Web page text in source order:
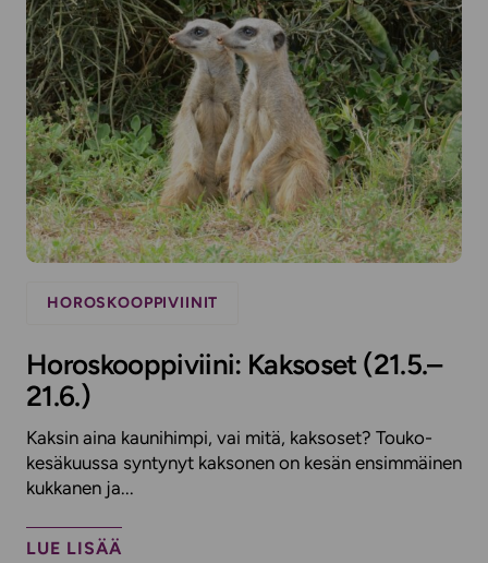
HOROSKOOPPIVIINIT
Horoskooppiviini: Kaksoset (21.5.–
21.6.)
Kaksin aina kaunihimpi, vai mitä, kaksoset? Touko-
kesäkuussa syntynyt kaksonen on kesän ensimmäinen
kukkanen ja...
LUE LISÄÄ